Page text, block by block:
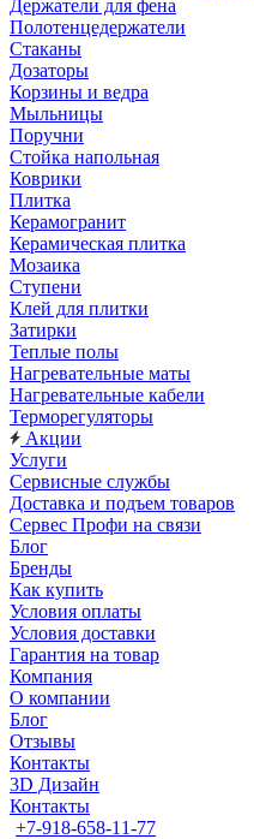
Держатели для фена
Полотенцедержатели
Стаканы
Дозаторы
Корзины и ведра
Мыльницы
Поручни
Стойка напольная
Коврики
Плитка
Керамогранит
Керамическая плитка
Мозаика
Ступени
Клей для плитки
Затирки
Теплые полы
Нагревательные маты
Нагревательные кабели
Терморегуляторы
Акции
Услуги
Сервисные службы
Доставка и подъем товаров
Сервес Профи на связи
Блог
Бренды
Как купить
Условия оплаты
Условия доставки
Гарантия на товар
Компания
О компании
Блог
Отзывы
Контакты
3D Дизайн
Контакты
+7-918-658-11-77